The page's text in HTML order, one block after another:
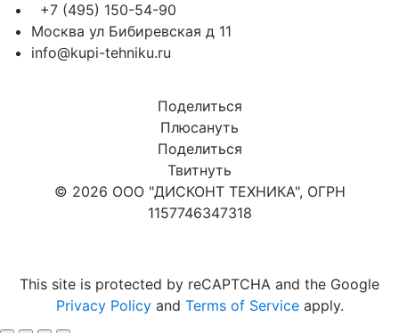
+7 (495) 150-54-90
Москва ул Бибиревская д 11
info@kupi-tehniku.ru
Поделиться
Плюсануть
Поделиться
Твитнуть
© 2026 ООО "ДИСКОНТ ТЕХНИКА", ОГРН
1157746347318
This site is protected by reCAPTCHA and the Google
Privacy Policyand Terms of Serviceapply.